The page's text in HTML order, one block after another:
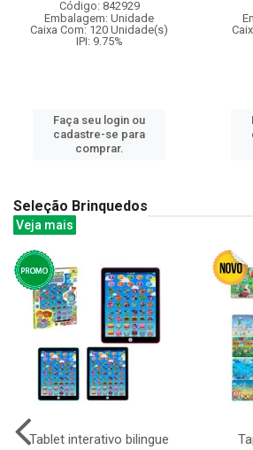
Código: 842929
Embalagem: Unidade
Caixa Com: 120 Unidade(s)
IPI: 9.75%
Faça seu login ou
cadastre-se para
comprar.
Seleção Brinquedos
Veja mais
Tablet interativo bilingue